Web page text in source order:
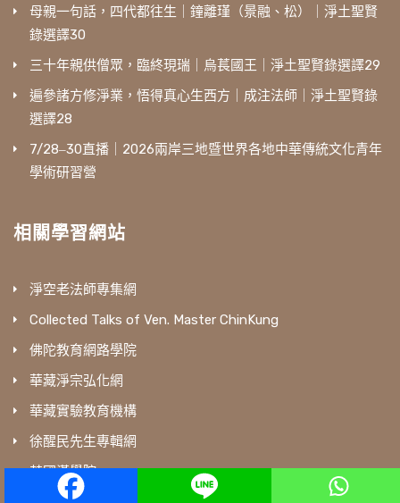
母親一句話，四代都往生｜鐘離瑾（景融、松）｜淨土聖賢
錄選譯30
三十年親供僧眾，臨終現瑞｜烏萇國王｜淨土聖賢錄選譯29
遍參諸方修淨業，悟得真心生西方｜成注法師｜淨土聖賢錄
選譯28
7/28‒30直播｜2026兩岸三地暨世界各地中華傳統文化青年
學術研習營
相關學習網站
淨空老法師專集網
Collected Talks of Ven. Master ChinKung
佛陀教育網路學院
華藏淨宗弘化網
華藏實驗教育機構
徐醒民先生專輯網
英國漢學院